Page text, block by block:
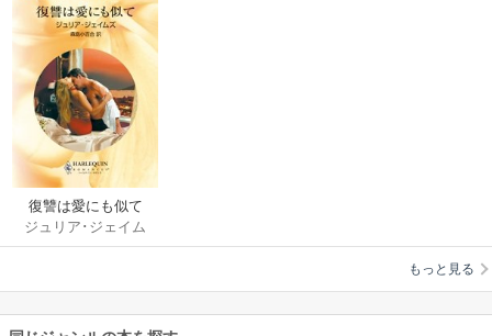
復讐は愛にも似て
ジュリア･ジェイム
ズ/森島小百合
もっと見る